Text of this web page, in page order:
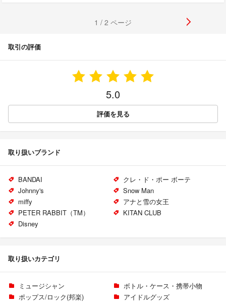
1 / 2 ページ
取引の評価
5.0
評価を見る
取り扱いブランド
BANDAI
クレ・ド・ポー ボーテ
Johnny's
Snow Man
miffy
アナと雪の女王
PETER RABBIT（TM）
KITAN CLUB
Disney
取り扱いカテゴリ
ミュージシャン
ボトル・ケース・携帯小物
ポップス/ロック(邦楽)
アイドルグッズ